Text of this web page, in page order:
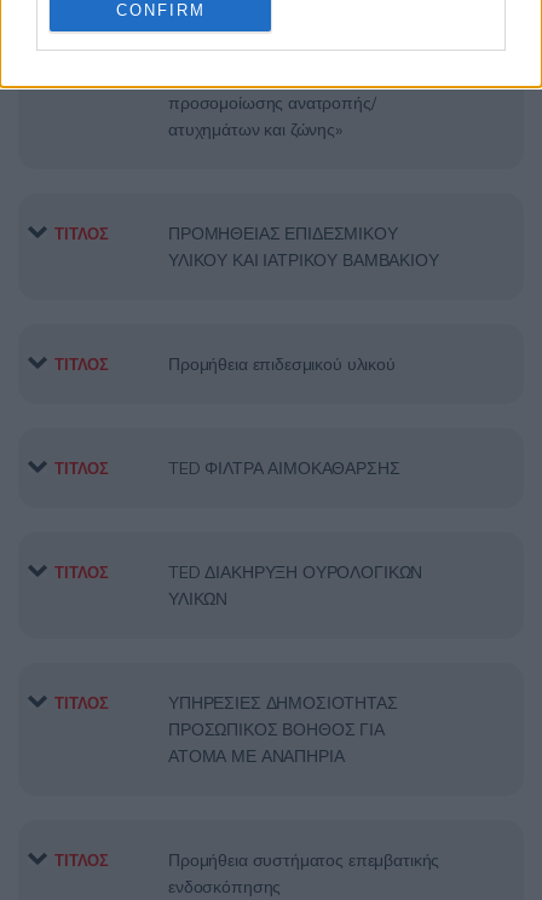
CONFIRM
προσομοίωσης ανατροπής/
ατυχημάτων και ζώνης»
ΤΙΤΛΟΣ
ΠΡΟΜΗΘΕΙΑΣ ΕΠΙΔΕΣΜΙΚΟΥ
ΥΛΙΚΟΥ ΚΑΙ ΙΑΤΡΙΚΟΥ ΒΑΜΒΑΚΙΟΥ
ΤΙΤΛΟΣ Προμήθεια επιδεσμικού υλικού
ΤΙΤΛΟΣ TED ΦΙΛΤΡΑ ΑΙΜΟΚΑΘΑΡΣΗΣ
ΤΙΤΛΟΣ
TED ΔΙΑΚΗΡΥΞΗ ΟΥΡΟΛΟΓΙΚΩΝ
ΥΛΙΚΩΝ
ΤΙΤΛΟΣ
ΥΠΗΡΕΣΙΕΣ ΔΗΜΟΣΙΟΤΗΤΑΣ
ΠΡΟΣΩΠΙΚΟΣ ΒΟΗΘΟΣ ΓΙΑ
ΑΤΟΜΑ ΜΕ ΑΝΑΠΗΡΙΑ
ΤΙΤΛΟΣ
Προμήθεια συστήματος επεμβατικής
ενδοσκόπησης